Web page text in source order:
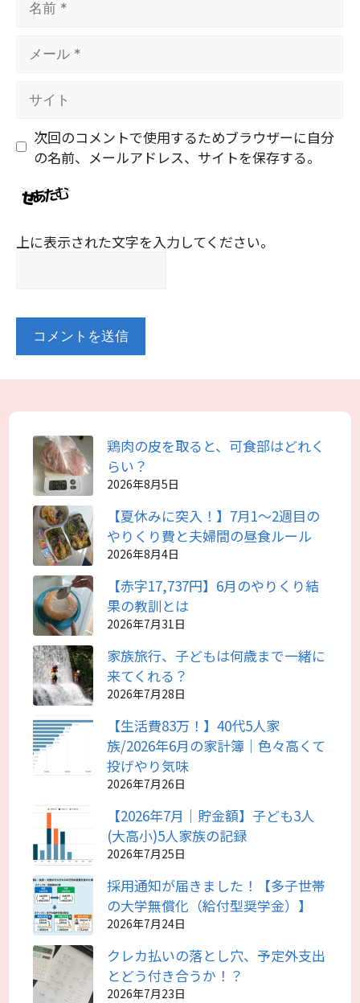
次回のコメントで使用するためブラウザーに自分
の名前、メールアドレス、サイトを保存する。
上に表示された文字を入力してください。
鶏肉の皮を取ると、可食部はどれく
らい？
2026年8月5日
【夏休みに突入！】7月1～2週目の
やりくり費と夫婦間の昼食ルール
2026年8月4日
【赤字17,737円】6月のやりくり結
果の教訓とは
2026年7月31日
家族旅行、子どもは何歳まで一緒に
来てくれる？
2026年7月28日
【生活費83万！】40代5人家
族/2026年6月の家計簿｜色々高くて
投げやり気味
2026年7月26日
【2026年7月｜貯金額】子ども3人
(大高小)5人家族の記録
2026年7月25日
採用通知が届きました！【多子世帯
の大学無償化（給付型奨学金）】
2026年7月24日
クレカ払いの落とし穴、予定外支出
とどう付き合うか！？
2026年7月23日